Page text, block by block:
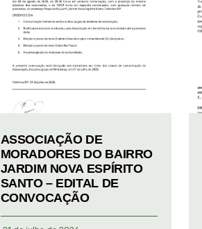
ASSOCIAÇÃO DE
MORADORES DO BAIRRO
JARDIM NOVA ESPÍRITO
SANTO – EDITAL DE
CONVOCAÇÃO